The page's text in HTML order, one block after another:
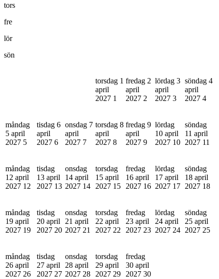
tors
fre
lör
sön
torsdag 1
april
2027 1
fredag 2
april
2027 2
lördag 3
april
2027 3
söndag 4
april
2027 4
måndag
5 april
2027 5
tisdag 6
april
2027 6
onsdag 7
april
2027 7
torsdag 8
april
2027 8
fredag 9
april
2027 9
lördag
10 april
2027 10
söndag
11 april
2027 11
måndag
12 april
2027 12
tisdag
13 april
2027 13
onsdag
14 april
2027 14
torsdag
15 april
2027 15
fredag
16 april
2027 16
lördag
17 april
2027 17
söndag
18 april
2027 18
måndag
19 april
2027 19
tisdag
20 april
2027 20
onsdag
21 april
2027 21
torsdag
22 april
2027 22
fredag
23 april
2027 23
lördag
24 april
2027 24
söndag
25 april
2027 25
måndag
26 april
2027 26
tisdag
27 april
2027 27
onsdag
28 april
2027 28
torsdag
29 april
2027 29
fredag
30 april
2027 30